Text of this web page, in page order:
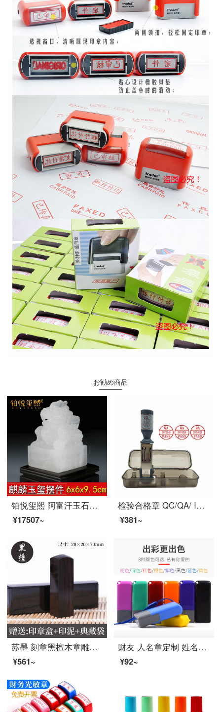
お勧め商品
铂悦玺熙 阿富汗玉石头麒麟印章大玉玺摆件办公室印章收藏礼品章免刻字高档创意玉石装饰摆件商务礼品定制刻
¥17507~
检验合格章 QC/QA/ IQC/ OQC/FQC/ PASS可调日期姓名人名章 检验合格章NG特采 圆20MM1枚(QA-PASS)
¥381~
苏墨 刻章黑檀木章雕篆刻印章刻姓名名字个人私人书法藏书私章私张定做 黑檀边长20毫米-无流苏(印章盒)
¥561~
财友 人名章定制 姓名章 刻印章 银行用章 学生名字 财务会计办公私人名光敏印章 送印油 人名章
¥92~